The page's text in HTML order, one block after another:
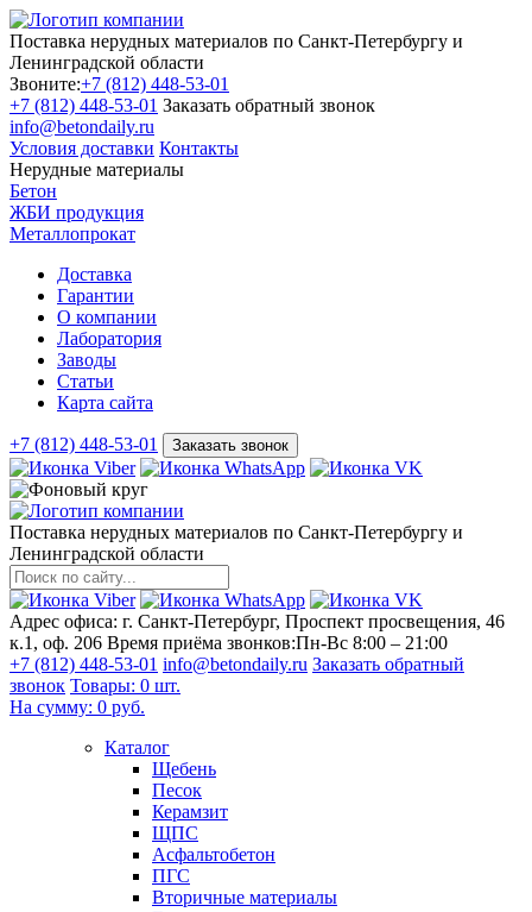
Поставка нерудных материалов по Санкт-Петербургу и
Ленинградской области
Звоните:+7 (812) 448-53-01
+7 (812) 448-53-01 Заказать обратный звонок
info@betondaily.ru
Условия доставки Контакты
Нерудные материалы
Бетон
ЖБИ продукция
Металлопрокат
Доставка
Гарантии
О компании
Лаборатория
Заводы
Статьи
Карта сайта
+7 (812) 448-53-01 Заказать звонок
Поставка нерудных материалов по Санкт-Петербургу и
Ленинградской области
Адрес офиса: г. Санкт-Петербург, Проспект просвещения, 46
к.1, оф. 206 Время приёма звонков:Пн-Вс 8:00 – 21:00
+7 (812) 448-53-01 info@betondaily.ru Заказать обратный
звонок Товары: 0 шт.
На сумму: 0 руб.
Каталог
Щебень
Песок
Керамзит
ЩПС
Асфальтобетон
ПГС
Вторичные материалы